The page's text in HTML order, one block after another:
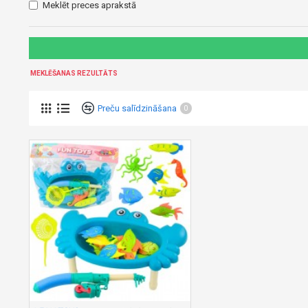
Meklēt preces aprakstā
MEKLĒŠANAS REZULTĀTS
Preču salīdzināšana 0